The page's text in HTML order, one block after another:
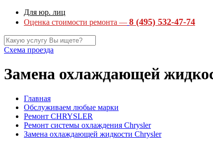
Для юр. лиц
Оценка стоимости ремонта — 8 (495) 532-47-74
Схема проезда
Замена охлаждающей
Главная
Обслуживаем любые марки
Ремонт CHRYSLER
Ремонт системы охлаждения Chrysler
Замена охлаждающей жидкости Chrysler